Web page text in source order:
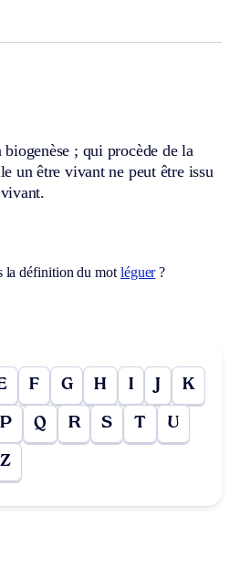
; qui procède de la
un être vivant ne peut être issu
la définition du mot léguer?
F G H I J K
P Q R S T U
Z